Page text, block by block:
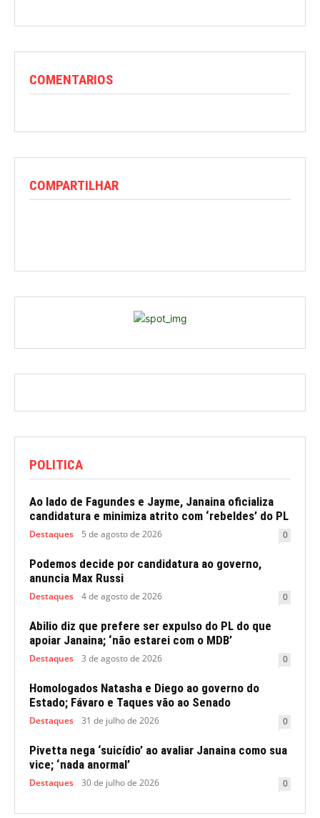
COMENTARIOS
COMPARTILHAR
POLITICA
Ao lado de Fagundes e Jayme, Janaina oficializa
candidatura e minimiza atrito com ‘rebeldes’ do PL
Destaques 5 de agosto de 2026 0
Podemos decide por candidatura ao governo,
anuncia Max Russi
Destaques 4 de agosto de 2026 0
Abilio diz que prefere ser expulso do PL do que
apoiar Janaina; ‘não estarei com o MDB’
Destaques 3 de agosto de 2026 0
Homologados Natasha e Diego ao governo do
Estado; Fávaro e Taques vão ao Senado
Destaques 31 de julho de 2026 0
Pivetta nega ‘suicídio’ ao avaliar Janaina como sua
vice; ‘nada anormal’
Destaques 30 de julho de 2026 0